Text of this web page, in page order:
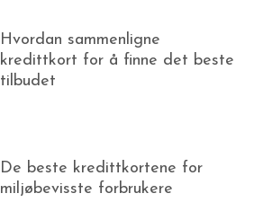
Hvordan sammenligne
kredittkort for å finne det beste
tilbudet
De beste kredittkortene for
miljøbevisste forbrukere